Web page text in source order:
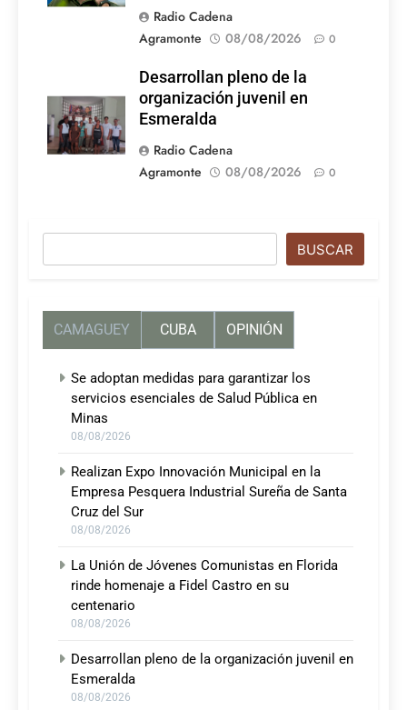
Radio Cadena
Agramonte
08/08/2026 0
Desarrollan pleno de la
organización juvenil en
Esmeralda
Radio Cadena
Agramonte
08/08/2026 0
BUSCAR
CAMAGUEY CUBA OPINIÓN
Se adoptan medidas para garantizar los
servicios esenciales de Salud Pública en
Minas
08/08/2026
Realizan Expo Innovación Municipal en la
Empresa Pesquera Industrial Sureña de Santa
Cruz del Sur
08/08/2026
La Unión de Jóvenes Comunistas en Florida
rinde homenaje a Fidel Castro en su
centenario
08/08/2026
Desarrollan pleno de la organización juvenil en
Esmeralda
08/08/2026